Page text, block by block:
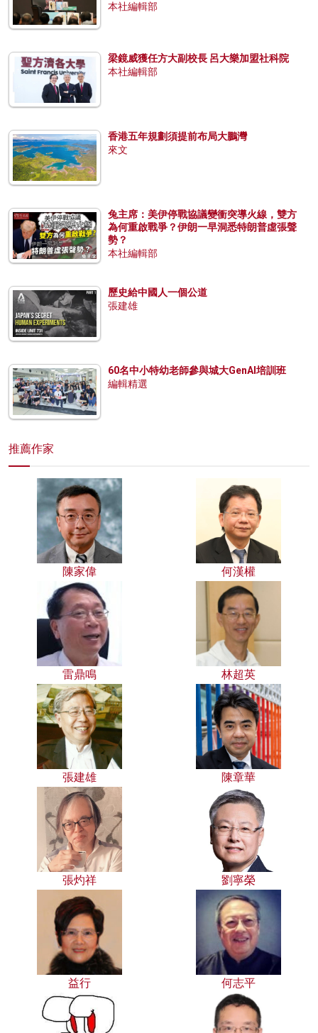
本社編輯部
梁鏡威獲任方大副校長 呂大樂加盟社科院
本社編輯部
香港五年規劃須提前布局大鵬灣
來文
兔主席：美伊停戰協議變衝突導火線，雙方
為何重啟戰爭？伊朗一早洞悉特朗普虛張聲
勢？
本社編輯部
歷史給中國人一個公道
張建雄
60名中小特幼老師參與城大GenAI培訓班
編輯精選
推薦作家
陳家偉 何漢權
雷鼎鳴 林超英
張建雄 陳章華
張灼祥 劉寧榮
益行 何志平